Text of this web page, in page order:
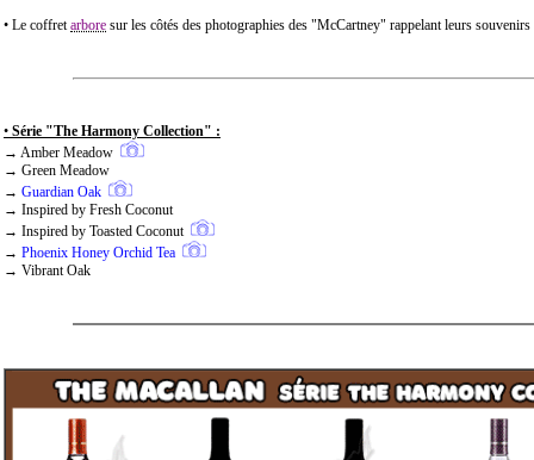
• Le coffretarbore sur les côtés des photographies des "McCartney" rappelant leurs souvenirs
• Série "The Harmony Collection" :
→ Amber Meadow
→ Green Meadow
→ Guardian Oak
→ Inspired by Fresh Coconut
→ Inspired by Toasted Coconut
→ Phoenix Honey Orchid Tea
→ Vibrant Oak